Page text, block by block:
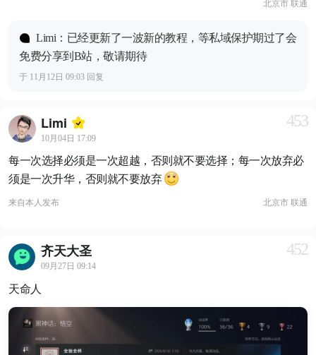
北京市 联通
Limi：已经更新了一波新的教程，等私域保护期过了会
免费分享到B站，敬请期待
于 11月12日 09:03 回复
Limi
10月04日 17:09
453
每一次选择必须是一次超越，否则就不要选择；每一次放弃必
须是一次升华，否则就不要放弃
来自本人发布 北京市 联通
齐天大圣
09月27日 09:14
452
天命人